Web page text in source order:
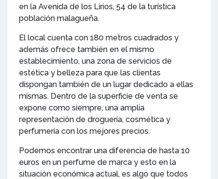
en la Avenida de los Lirios, 54 de la turística
población malagueña.
El local cuenta con 180 metros cuadrados y
además ofrece también en el mismo
establecimiento, una zona de servicios de
estética y belleza para que las clientas
dispongan también de un lugar dedicado a ellas
mismas. Dentro de la superficie de venta se
expone como siempre, una amplia
representación de droguería, cosmética y
perfumería con los mejores precios.
Podemos encontrar una diferencia de hasta 10
euros en un perfume de marca y esto en la
situación económica actual, es algo que todos